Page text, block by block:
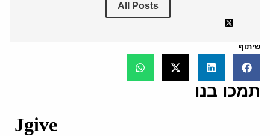
All Posts
שיתוף
תמכו בנו